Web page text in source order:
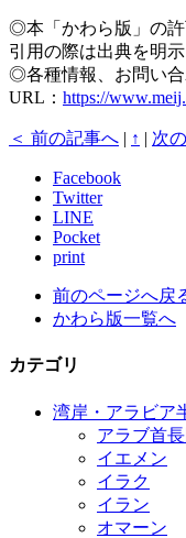
◎本「かわら版」の許
引用の際は出典を明
◎各種情報、お問い合
URL： https://
＜ 前の記事へ | ↑ | 次
Facebook
Twitter
LINE
Pocket
print
前のページへ戻
かわら版一覧へ
カテゴリ
湾岸・アラビア
アラブ首
イエメン
イラク
イラン
オマーン